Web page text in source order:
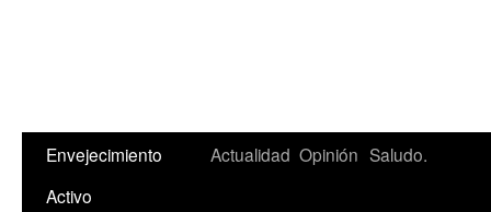
Saltar
Envejecimiento
Activo
Actualidad Opinión Saludo.